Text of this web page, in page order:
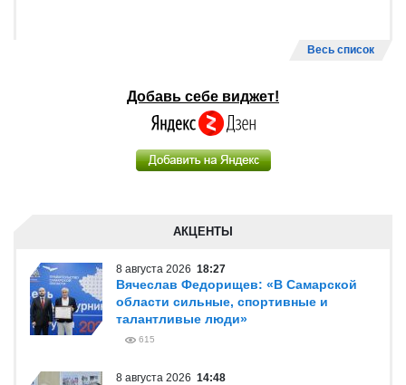
Весь список
Добавь себе виджет!
АКЦЕНТЫ
8 августа 2026 18:27
Вячеслав Федорищев: «В Самарской
области сильные, спортивные и
талантливые люди»
615
8 августа 2026 14:48